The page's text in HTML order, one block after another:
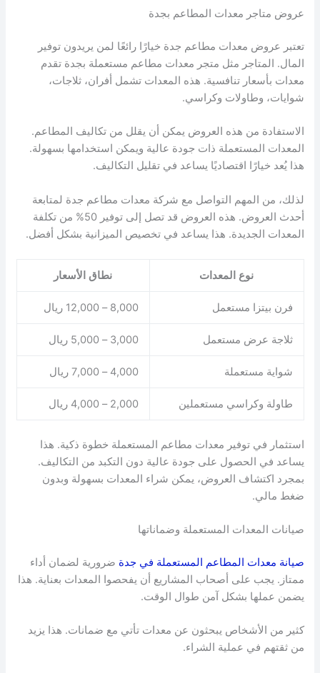
عروض متاجر معدات المطاعم بجدة
تعتبر عروض معدات مطاعم جدة خيارًا رائعًا لمن يريدون توفير
المال. المتاجر مثل متجر معدات مطاعم مستعملة بجدة تقدم
معدات بأسعار تنافسية. هذه المعدات تشمل أفران، ثلاجات،
شوايات، وطاولات وكراسي.
الاستفادة من هذه العروض يمكن أن يقلل من تكاليف المطاعم.
المعدات المستعملة ذات جودة عالية ويمكن استخدامها بسهولة.
هذا يُعد خيارًا اقتصاديًا يساعد في تقليل التكاليف.
لذلك، من المهم التواصل مع شركة معدات مطاعم جدة لمتابعة
أحدث العروض. هذه العروض قد تصل إلى توفير 50% من تكلفة
المعدات الجديدة. هذا يساعد في تخصيص الميزانية بشكل أفضل.
نوع المعدات نطاق الأسعار
فرن بيتزا مستعمل 8,000 – 12,000 ريال
ثلاجة عرض مستعمل 3,000 – 5,000 ريال
شواية مستعملة 4,000 – 7,000 ريال
طاولة وكراسي مستعملين 2,000 – 4,000 ريال
استثمار في توفير معدات مطاعم المستعملة خطوة ذكية. هذا
يساعد في الحصول على جودة عالية دون التكبد من التكاليف.
بمجرد اكتشاف العروض، يمكن شراء المعدات بسهولة وبدون
ضغط مالي.
صيانات المعدات المستعملة وضماناتها
صيانة معدات المطاعم المستعملة في جدة ضرورية لضمان أداء
ممتاز. يجب على أصحاب المشاريع أن يفحصوا المعدات بعناية. هذا
يضمن عملها بشكل آمن طوال الوقت.
كثير من الأشخاص يبحثون عن معدات تأتي مع ضمانات. هذا يزيد
من ثقتهم في عملية الشراء.